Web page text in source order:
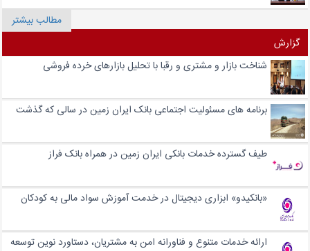
مطالب بیشتر
گزارش
شناخت بازار و مشتری و رقبا با تحلیل بازارهای خرده فروشی
برنامه های مسئولیت اجتماعی بانک ایران زمین در سالی که گذشت
طیف گسترده خدمات بانکی ایران زمین در همراه بانک فراز
«بانکیدو» ابزاری دیجیتال در خدمت آموزش سواد مالی به کودکان
ارائه خدمات متنوع و فناورانه امن به مشتریان، دستاورد نوین توسعه